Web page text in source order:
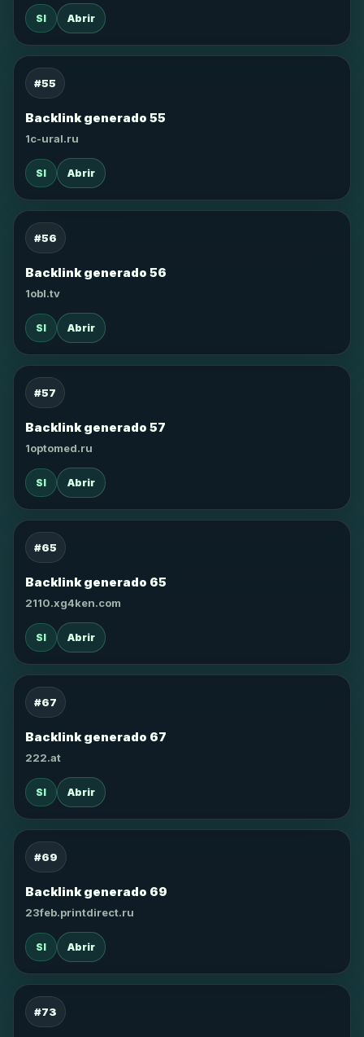
SI Abrir
#55
Backlink generado 55
1c-ural.ru
SI Abrir
#56
Backlink generado 56
1obl.tv
SI Abrir
#57
Backlink generado 57
1optomed.ru
SI Abrir
#65
Backlink generado 65
2110.xg4ken.com
SI Abrir
#67
Backlink generado 67
222.at
SI Abrir
#69
Backlink generado 69
23feb.printdirect.ru
SI Abrir
#73